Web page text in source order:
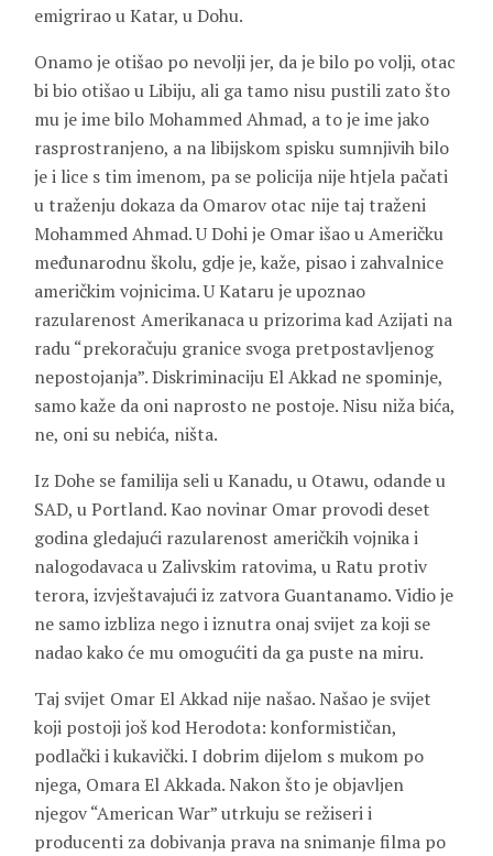
emigrirao u Katar, u Dohu.
Onamo je otišao po nevolji jer, da je bilo po volji, otac
bi bio otišao u Libiju, ali ga tamo nisu pustili zato što
mu je ime bilo MohammedAhmad, a to je ime jako
rasprostranjeno, a na libijskom spisku sumnjivih bilo
je i lice s tim imenom, pa se policija nije htjela pačati
u traženju dokaza da Omarov otac nije taj traženi
Mohammed Ahmad. U Dohi je Omar išao u Američku
međunarodnu školu, gdje je, kaže, pisao i zahvalnice
američkim vojnicima. U Kataru je upoznao
razularenost Amerikanaca u prizorima kad Azijati na
radu “prekoračuju granice svoga pretpostavljenog
nepostojanja”. Diskriminaciju El Akkad ne spominje,
samo kaže da oni naprosto ne postoje. Nisu niža bića,
ne, oni su nebića, ništa.
Iz Dohe se familija seli u Kanadu, u Otawu, odande u
SAD, u Portland. Kao novinar Omar provodi deset
godina gledajući razularenost američkih vojnika i
nalogodavaca u Zalivskim ratovima, u Ratu protiv
terora, izvještavajući iz zatvora Guantanamo. Vidio je
ne samo izbliza nego i iznutra onaj svijet za koji se
nadao kako će mu omogućiti da ga puste na miru.
Taj svijet Omar El Akkad nije našao. Našao je svijet
koji postoji još kodHerodota: konformističan,
podlački i kukavički. I dobrim dijelom s mukom po
njega, Omara El Akkada. Nakon što je objavljen
njegov “American War” utrkuju se režiseri i
producenti za dobivanja prava na snimanje filma po